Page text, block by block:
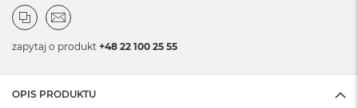
zapytaj o produkt +48 22 100 25 55
OPIS PRODUKTU